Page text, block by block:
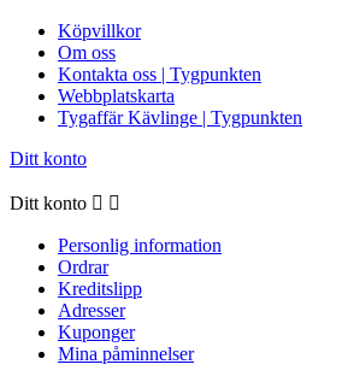
Köpvillkor
Om oss
Kontakta oss | Tygpunkten
Webbplatskarta
Tygaffär Kävlinge | Tygpunkten
Ditt konto
Ditt konto  
Personlig information
Ordrar
Kreditslipp
Adresser
Kuponger
Mina påminnelser